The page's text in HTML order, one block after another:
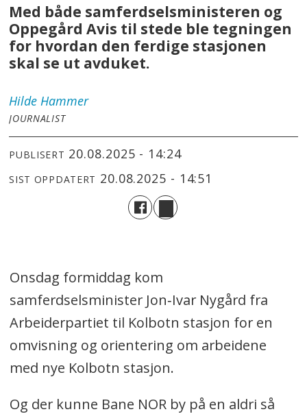
Med både samferdselsministeren og
Oppegård Avis til stede ble tegningen
for hvordan den ferdige stasjonen
skal se ut avduket.
Hilde Hammer
JOURNALIST
PUBLISERT 20.08.2025 - 14:24
SIST OPPDATERT 20.08.2025 - 14:51
Onsdag formiddag kom
samferdselsminister Jon‑Ivar Nygård fra
Arbeiderpartiet til Kolbotn stasjon for en
omvisning og orientering om arbeidene
med nye Kolbotn stasjon.
Og der kunne Bane NOR by på en aldri så